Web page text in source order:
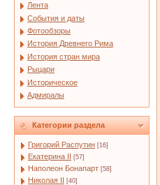
Лента
События и даты
Фотообзоры
История Древнего Рима
История стран мира
Рыцари
Историческое
Адмиралы
Категории раздела
Григорий Распутин [16]
Екатерина II [57]
Наполеон Бонапарт [58]
Николая II [40]